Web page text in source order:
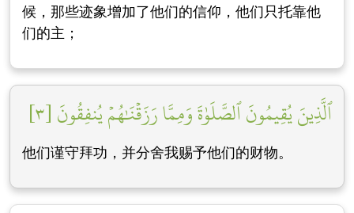
候，那些迹象增加了他们的信仰，他们只托靠他
们的主；
ٱلَّذِينَ يُقِيمُونَ ٱلصَّلَوٰةَ وَمِمَّا رَزَقۡنَٰهُمۡ يُنفِقُونَ [٣]
他们谨守拜功，并分舍我赐予他们的财物。